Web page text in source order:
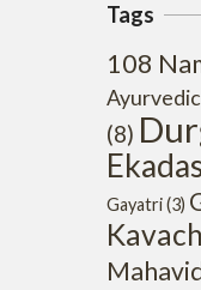
Tags
108
(8)
Gayatri(3)